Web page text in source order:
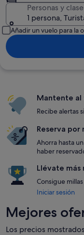
Personas y
1 persona,
Añadir un vuelo para la
Mantente al
Recibe alertas
Reserva por
Ahorra hasta
haber
Llévate más
Consigue
Iniciar sesión
Mejores
Los precios